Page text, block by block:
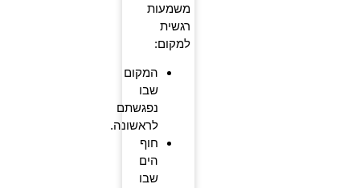
משמעות
רגשית
למקום:
המקום
שבו
נפגשתם
לראשונה.
חוף
הים
שבו